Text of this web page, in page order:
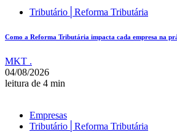
Tributário│Reforma Tributária
Como a Reforma Tributária impacta cada empresa na
MKT .
04/08/2026
leitura de 4 min
Empresas
Tributário│Reforma Tributária